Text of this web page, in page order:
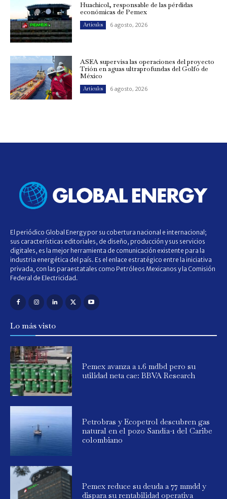
Huachicol, responsable de las pérdidas
económicas de Pemex
Artículos 6 agosto, 2026
ASEA supervisa las operaciones del proyecto
Trión en aguas ultraprofundas del Golfo de
México
Artículos 6 agosto, 2026
El periódico Global Energy por su cobertura nacional e internacional;
sus características editoriales, de diseño, producción y sus servicios
digitales, es la mejor herramienta de comunicación existente para la
industria energética del país. Es el enlace estratégico entre la iniciativa
privada, con las paraestatales como Petróleos Mexicanos y la Comisión
Federal de Electricidad.
Lo más visto
Pemex avanza a 1.6 mdbd pero su
utilidad neta cae: BBVA Research
Petrobras y Ecopetrol descubren gas
natural en el pozo Sandía-1 del Caribe
colombiano
Pemex reduce su deuda a 77 mmdd y
dispara su rentabilidad operativa